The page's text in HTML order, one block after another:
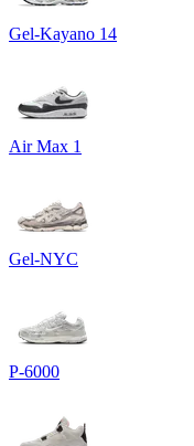
Gel-Kayano 14
Air Max 1
Gel-NYC
P-6000